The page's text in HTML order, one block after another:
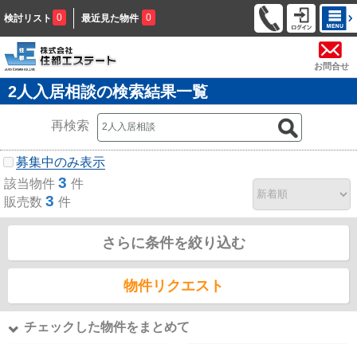
検討リスト 0 最近見た物件 0
お問合せ
2人入居相談の検索結果一覧
再検索
募集中のみ表示
該当物件 3 件
販売数 3 件
さらに条件を絞り込む
物件リクエスト
チェックした物件をまとめて